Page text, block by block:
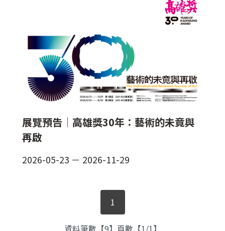
展覽預告│高雄獎30年：藝術的未竟與
再啟
2026-05-23 － 2026-11-29
1
資料筆數【9】頁數【1/1】